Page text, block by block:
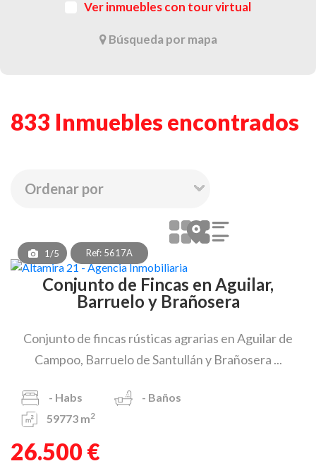
Ver inmuebles con tour virtual
Búsqueda por mapa
833 Inmuebles encontrados
1/5 Ref: 5617A
Conjunto de Fincas en Aguilar,
Barruelo y Brañosera
Conjunto de fincas rústicas agrarias en Aguilar de
Campoo, Barruelo de Santullán y Brañosera ...
- Habs - Baños
59773 m2
26.500 €